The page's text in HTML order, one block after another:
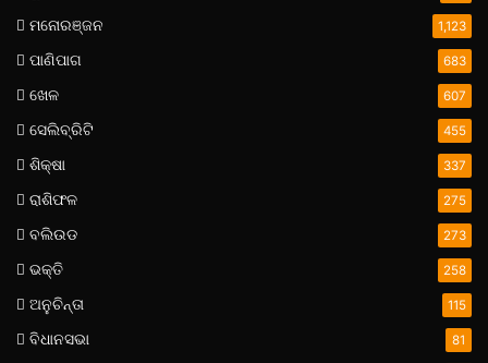
ମନୋରଞ୍ଜନ 1,123
ପାଣିପାଗ 683
ଖେଳ 607
ସେଲିବ୍ରିଟି 455
ଶିକ୍ଷା 337
ରାଶିଫଳ 275
ବଲିଉଡ 273
ଭକ୍ତି 258
ଅନୁଚିନ୍ତା 115
ବିଧାନସଭା 81